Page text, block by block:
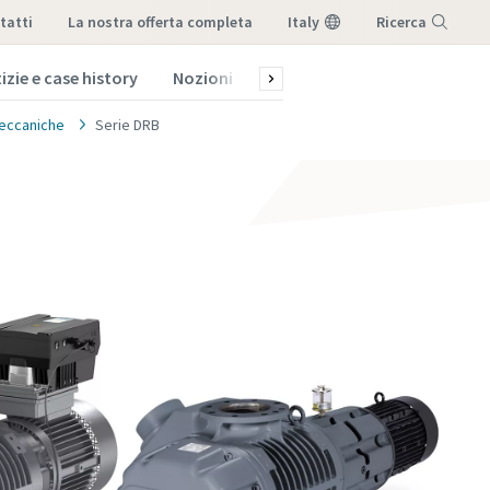
la nostra offerta completa Italy Ricerca
e case history Nozioni fondamentali sul vuoto
Serie DRB